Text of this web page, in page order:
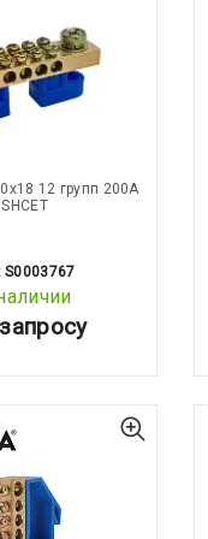
12 групп 200А
SHСET
S0003767